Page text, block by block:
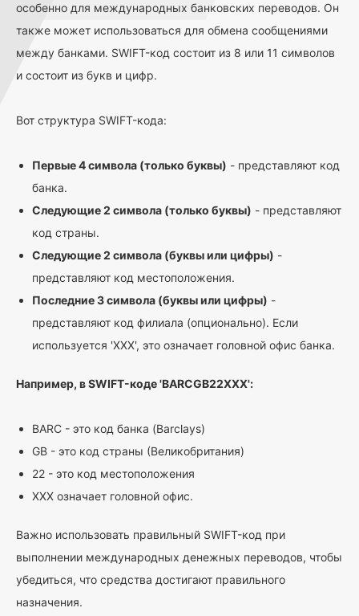
особенно для международных банковских переводов. Он
также может использоваться для обмена сообщениями
между банками. SWIFT-код состоит из 8 или 11 символов
и состоит из букв и цифр.
Вот структура SWIFT-кода:
Первые 4 символа (только буквы) - представляют код
банка.
Следующие 2 символа (только буквы) - представляют
код страны.
Следующие 2 символа (буквы или цифры) -
представляют код местоположения.
Последние 3 символа (буквы или цифры) -
представляют код филиала (опционально). Если
используется 'XXX', это означает головной офис банка.
Например, в SWIFT-коде 'BARCGB22XXX':
BARC - это код банка (Barclays)
GB - это код страны (Великобритания)
22 - это код местоположения
XXX означает головной офис.
Важно использовать правильный SWIFT-код при
выполнении международных денежных переводов, чтобы
убедиться, что средства достигают правильного
назначения.